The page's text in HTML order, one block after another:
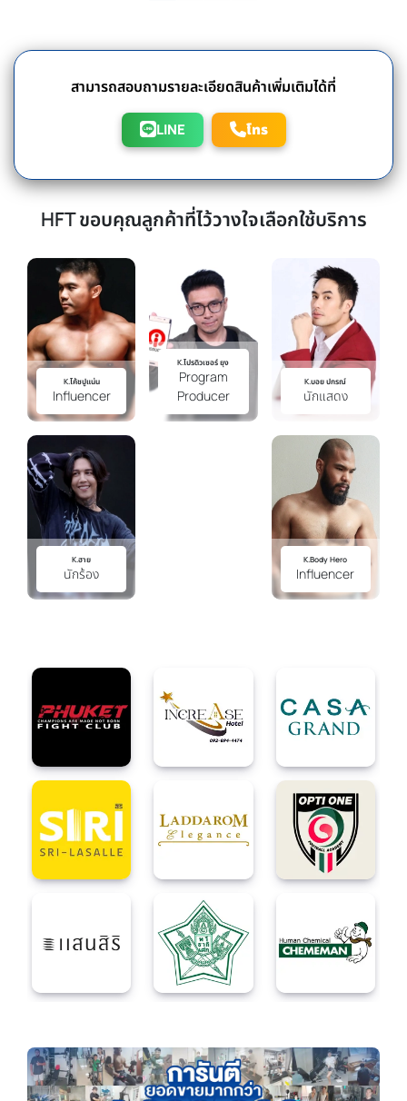
สามารถสอบถามรายละเอียดสินค้าเพิ่มเติมได้ที่
LINE โทร
HFT ขอบคุณลูกค้าที่ไว้วางใจเลือกใช้บริการ
K.โค้ชปูแน่น
Influencer
K.ฮาย
นักร้อง
K.โปรดิวเซอร์ ยุง
Program
Producer
K.บอย ปกรณ์
นักแสดง
K.body Hero
Influencer